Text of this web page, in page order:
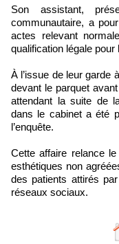
Son assistant,
communautaire, a
actes relevant
qualification légale pour
À l’issue de leur garde
devant le parquet
attendant la suite de
dans le cabinet a été
l’enquête.
Cette affaire relance
esthétiques non
des patients attirés
réseaux sociaux.